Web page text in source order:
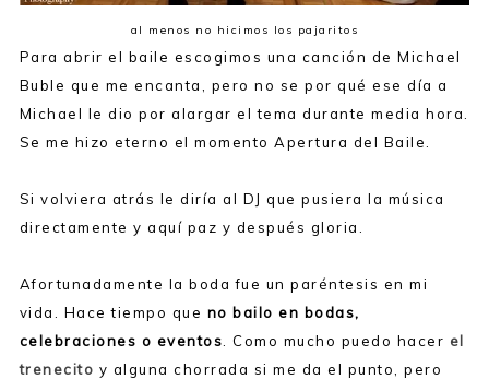
al menos no hicimos los pajaritos
Para abrir el baile escogimos una canción de Michael
Buble que me encanta, pero no se por qué ese día a
Michael le dio por alargar el tema durante media hora.
Se me hizo eterno el momento Apertura del Baile.
Si volviera atrás le diría al DJ que pusiera la música
directamente y aquí paz y después gloria.
Afortunadamente la boda fue un paréntesis en mi
vida. Hace tiempo que no bailo en bodas,
celebraciones o eventos . Como mucho puedo hacer el
trenecito y alguna chorrada si me da el punto, pero